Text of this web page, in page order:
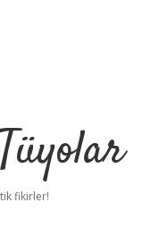
fikirler!